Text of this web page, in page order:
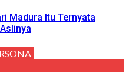
Madura Itu Ternyata